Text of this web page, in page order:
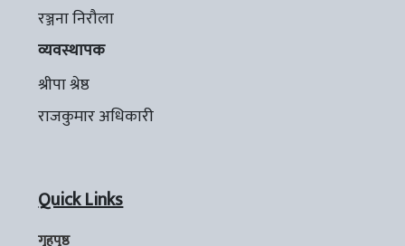
रञ्जना निरौला
व्यवस्थापक
श्रीपा श्रेष्ठ
राजकुमार अधिकारी
Quick Links